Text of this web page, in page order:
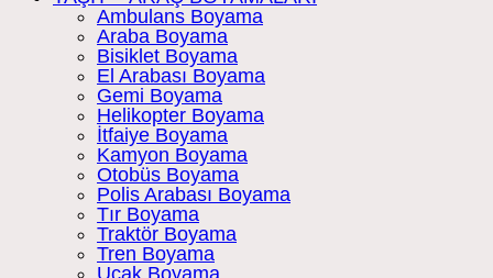
Ambulans Boyama
Araba Boyama
Bisiklet Boyama
El Arabası Boyama
Gemi Boyama
Helikopter Boyama
İtfaiye Boyama
Kamyon Boyama
Otobüs Boyama
Polis Arabası Boyama
Tır Boyama
Traktör Boyama
Tren Boyama